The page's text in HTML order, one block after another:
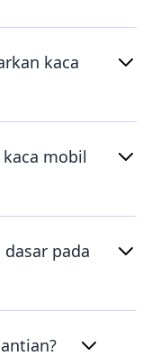
kaca
mobil
pada